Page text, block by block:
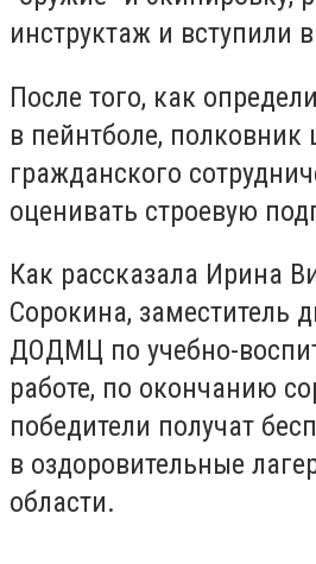
инструктаж и вступили
После того, как
в пейнтболе, полковник
гражданского
оценивать строевую
Как рассказала Ирина
Сорокина, заместитель
ДОДМЦ по учебно-
работе, по окончанию
победители получат
в оздоровительные
области.